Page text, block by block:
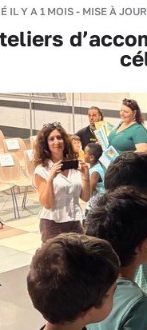
IL Y A 1 MOIS - MISE À